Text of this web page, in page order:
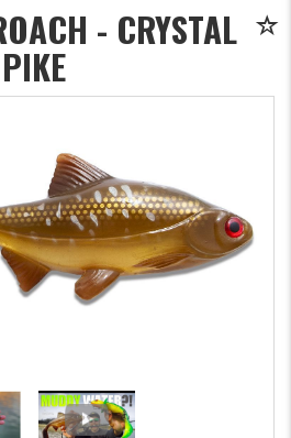
- CRYSTAL
PIKE